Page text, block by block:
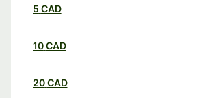
5 CAD
10CAD
20CAD